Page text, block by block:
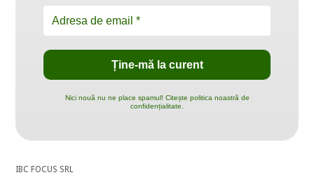
Nici nouă nu ne place spamul! Citește politica noastră de
confidențialitate.
IBC FOCUS SRL